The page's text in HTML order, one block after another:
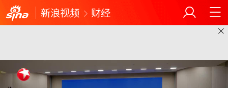
新浪视频 财经